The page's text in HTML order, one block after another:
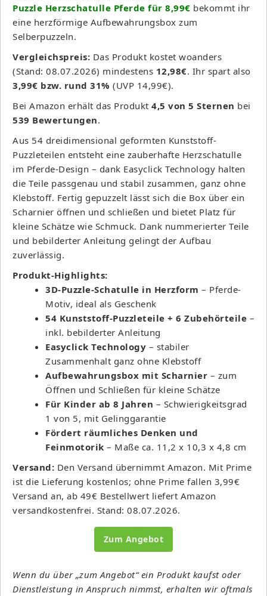
Puzzle Herzschatulle Pferde für 8,99€ bekommt ihr
eine herzförmige Aufbewahrungsbox zum
Selberpuzzeln.
Vergleichspreis: Das Produkt kostet woanders
(Stand: 08.07.2026) mindestens 12,98€. Ihr spart also
3,99€ bzw. rund 31% (UVP 14,99€).
Bei Amazon erhält das Produkt 4,5 von 5 Sternen bei
539 Bewertungen.
Aus 54 dreidimensional geformten Kunststoff-
Puzzleteilen entsteht eine zauberhafte Herzschatulle
im Pferde-Design – dank Easyclick Technology halten
die Teile passgenau und stabil zusammen, ganz ohne
Klebstoff. Fertig gepuzzelt lässt sich die Box über ein
Scharnier öffnen und schließen und bietet Platz für
kleine Schätze wie Schmuck. Dank nummerierter Teile
und bebilderter Anleitung gelingt der Aufbau
zuverlässig.
Produkt-Highlights:
3D-Puzzle-Schatulle in Herzform – Pferde-
Motiv, ideal als Geschenk
54 Kunststoff-Puzzleteile + 6 Zubehörteile –
inkl. bebilderter Anleitung
Easyclick Technology – stabiler
Zusammenhalt ganz ohne Klebstoff
Aufbewahrungsbox mit Scharnier – zum
Öffnen und Schließen für kleine Schätze
Für Kinder ab 8 Jahren – Schwierigkeitsgrad
1 von 5, mit Gelinggarantie
Fördert räumliches Denken und
Feinmotorik – Maße ca. 11,2 x 10,3 x 4,8 cm
Versand: Den Versand übernimmt Amazon. Mit Prime
ist die Lieferung kostenlos; ohne Prime fallen 3,99€
Versand an, ab 49€ Bestellwert liefert Amazon
versandkostenfrei. Stand: 08.07.2026.
Zum Angebot
Wenn du über „zum Angebot“ ein Produkt kaufst oder
Dienstleistung in Anspruch nimmst, erhalten wir oftmals